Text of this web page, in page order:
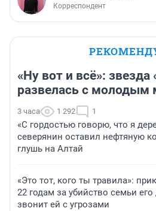
Корреспондент
«Ну вот и всё»:
развелась с
3 часа 1 292 1
«С гордостью говорю, что я
северянин оставил нефтяную
глушь на Алтай
«Это тот, кого ты травила»:
22 годам за убийство семьи
звонит ей с угрозами